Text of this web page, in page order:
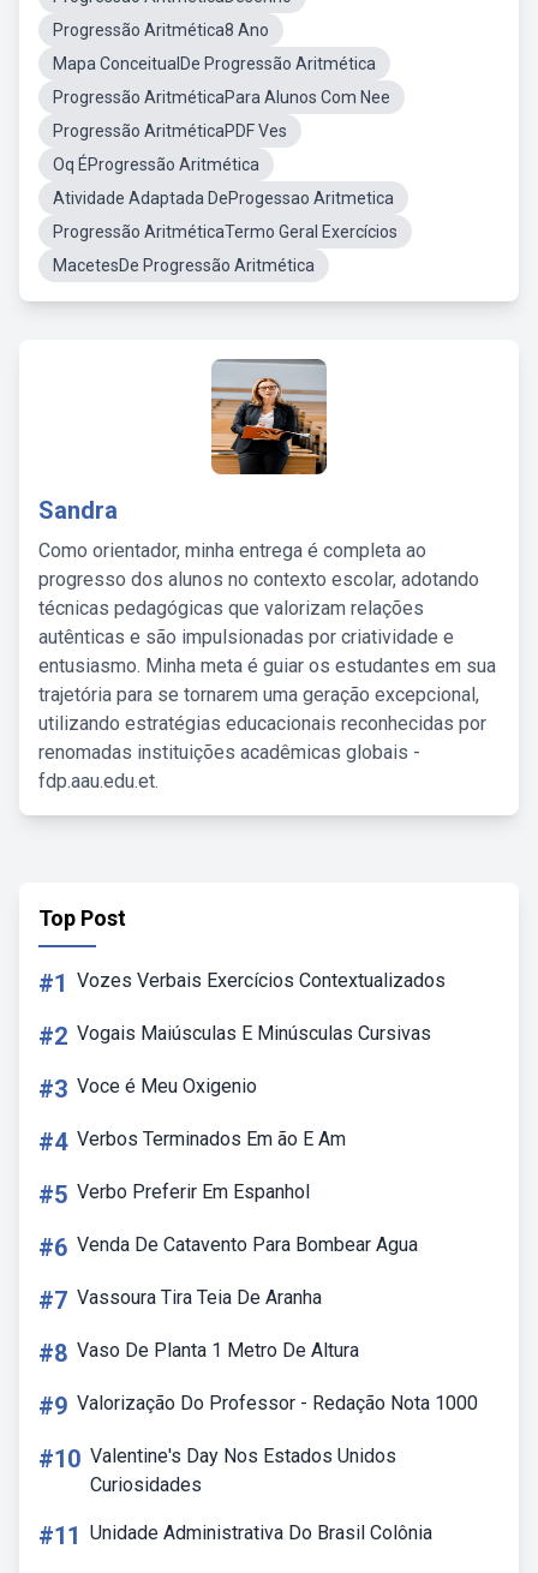
Progressão Aritmética8 Ano
Mapa ConceitualDe Progressão Aritmética
Progressão AritméticaPara Alunos Com Nee
Progressão AritméticaPDF Ves
Oq ÉProgressão Aritmética
Atividade Adaptada DeProgessao Aritmetica
Progressão AritméticaTermo Geral Exercícios
MacetesDe Progressão Aritmética
Sandra
Como orientador, minha entrega é completa ao
progresso dos alunos no contexto escolar, adotando
técnicas pedagógicas que valorizam relações
autênticas e são impulsionadas por criatividade e
entusiasmo. Minha meta é guiar os estudantes em sua
trajetória para se tornarem uma geração excepcional,
utilizando estratégias educacionais reconhecidas por
renomadas instituições acadêmicas globais -
fdp.aau.edu.et.
Top Post
#1 Vozes Verbais Exercícios Contextualizados
#2 Vogais Maiúsculas E Minúsculas Cursivas
#3 Voce é Meu Oxigenio
#4 Verbos Terminados Em ão E Am
#5 Verbo Preferir Em Espanhol
#6 Venda De Catavento Para Bombear Agua
#7 Vassoura Tira Teia De Aranha
#8 Vaso De Planta 1 Metro De Altura
#9 Valorização Do Professor - Redação Nota 1000
#10 Valentine's Day Nos Estados Unidos
Curiosidades
#11 Unidade Administrativa Do Brasil Colônia